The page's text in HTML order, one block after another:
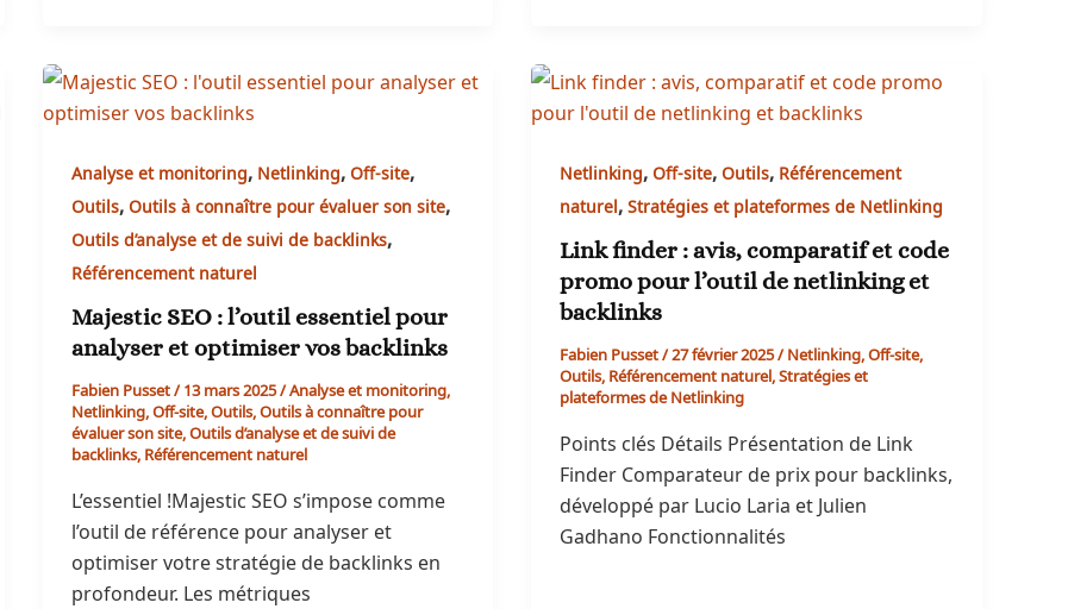
Analyse et monitoring, Netlinking,Off-site,
Outils,Outils à connaître pour évaluer son site,
Outils d’analyse et de suivi de backlinks,
Référencement naturel
Majestic SEO : l’outil essentiel pour
analyser et optimiser vos backlinks
Fabien Pusset/13 mars 2025/Analyse et monitoring,
Netlinking,Off-site,Outils,Outils à connaître pour
évaluer son site,Outils d’analyse et de suivi de
backlinks,Référencement naturel
L’essentiel !Majestic SEO s’impose comme
l’outil de référence pour analyser et
optimiser votre stratégie de backlinks en
profondeur. Les métriques
Netlinking,Off-site,Outils, Référencement
naturel,Stratégies et plateformes de Netlinking
Link finder : avis, comparatif et code
promo pour l’outil de netlinking et
backlinks
Fabien Pusset/27 février 2025/Netlinking,Off-site,
Outils,Référencement naturel,Stratégies et
plateformes de Netlinking
Points clés Détails Présentation de Link
Finder Comparateur de prix pour backlinks,
développé par Lucio Laria et Julien
Gadhano Fonctionnalités